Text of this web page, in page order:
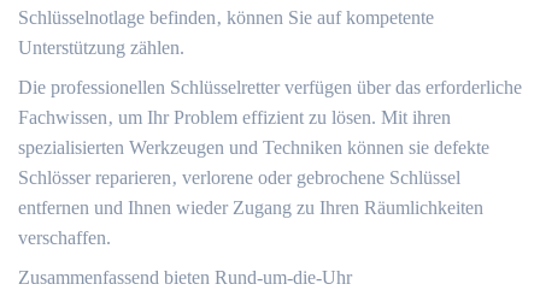
Schlüsselnotlage befinden‚ können Sie auf kompetente
Unterstützung zählen.​
Die professionellen Schlüsselretter verfügen über das erforderliche
Fachwissen‚ um Ihr Problem effizient zu lösen.​ Mit ihren
spezialisierten Werkzeugen und Techniken können sie defekte
Schlösser reparieren‚ verlorene oder gebrochene Schlüssel
entfernen und Ihnen wieder Zugang zu Ihren Räumlichkeiten
verschaffen.​
Zusammenfassend bieten Rund-um-die-Uhr